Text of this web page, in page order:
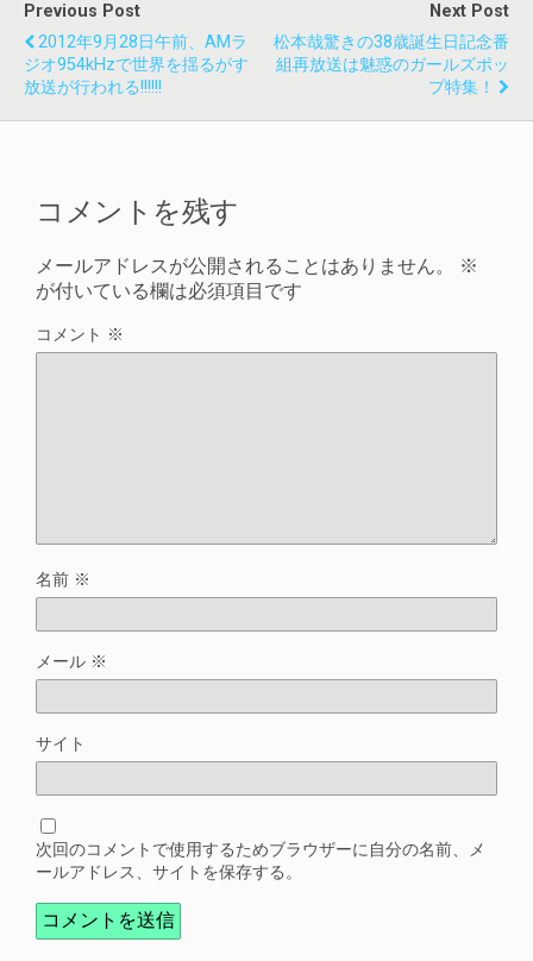
Previous Post
2012年9月28日午前、AMラ
ジオ954kHzで世界を揺るがす
放送が行われる!!!!!!
Next Post
松本哉驚きの38歳誕生日記念番
組再放送は魅惑のガールズポッ
プ特集！
コメントを残す
メールアドレスが公開されることはありません。
※
が付いている欄は必須項目です
コメント ※
名前 ※
メール ※
サイト
次回のコメントで使用するためブラウザーに自分の名前、メ
ールアドレス、サイトを保存する。